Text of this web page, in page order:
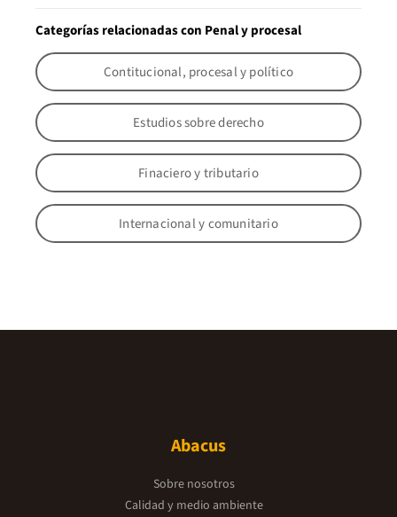
Categorías relacionadas con Penal y procesal
Contitucional, procesal y político
Estudios sobre derecho
Finaciero y tributario
Internacional y comunitario
Abacus
Sobre nosotros
Calidad y medio ambiente